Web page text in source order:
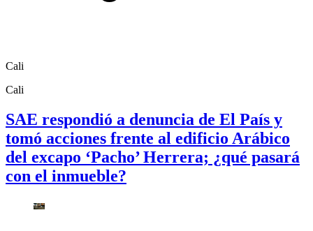
Cali
Cali
SAE respondió a denuncia de El País y
tomó acciones frente al edificio Arábico
del excapo ‘Pacho’ Herrera; ¿qué pasará
con el inmueble?